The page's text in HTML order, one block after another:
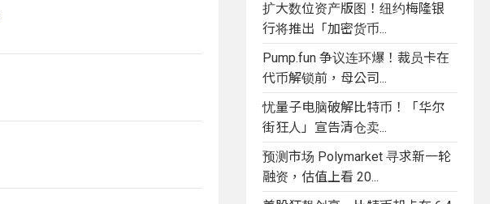
扩大数位资产版图！纽约梅隆银
行将推出「加密货币...
Pump.fun 争议连环爆！裁员卡在
代币解锁前，母公司...
忧量子电脑破解比特币！「华尔
街狂人」宣告清仓卖...
预测市场 Polymarket 寻求新一轮
融资，估值上看 20...